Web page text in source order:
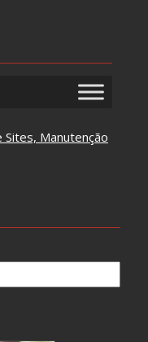
Sites, Manutenção